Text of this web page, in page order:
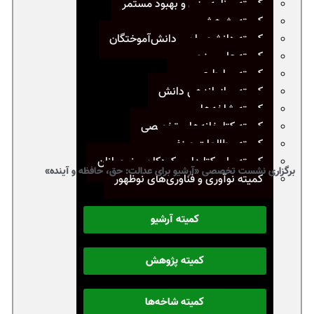
کمیته برنامه‌ریزی و بهبود مستمر
کمیته پژوهش
کمیته دانشجویان و دانش‌آموختگان
کمیته علم سنجی
کمیته روابط عمومی
کمیته سازماندهی دانش
کمیته شاخه‌ها
کمیته کتابخانه‌های تخصصی
کمیته مطالعات صنفی
کمیته ملی کتابداری کودکان و نوجوانان
کمیته نوآوری و فناوری‌های نوظهور
کمیته آرشیو
کمیته پژوهش
کمیته شاخه‌ها
برگزاری نشست تخصصی «آرشیو برای عدالت: حق، حافظه و آینده»